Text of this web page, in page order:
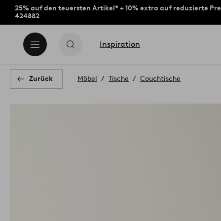
25% auf den teuersten Artikel* + 10% extra auf reduzierte
424882
Inspiration
Zurück Möbel Tische Couchtische